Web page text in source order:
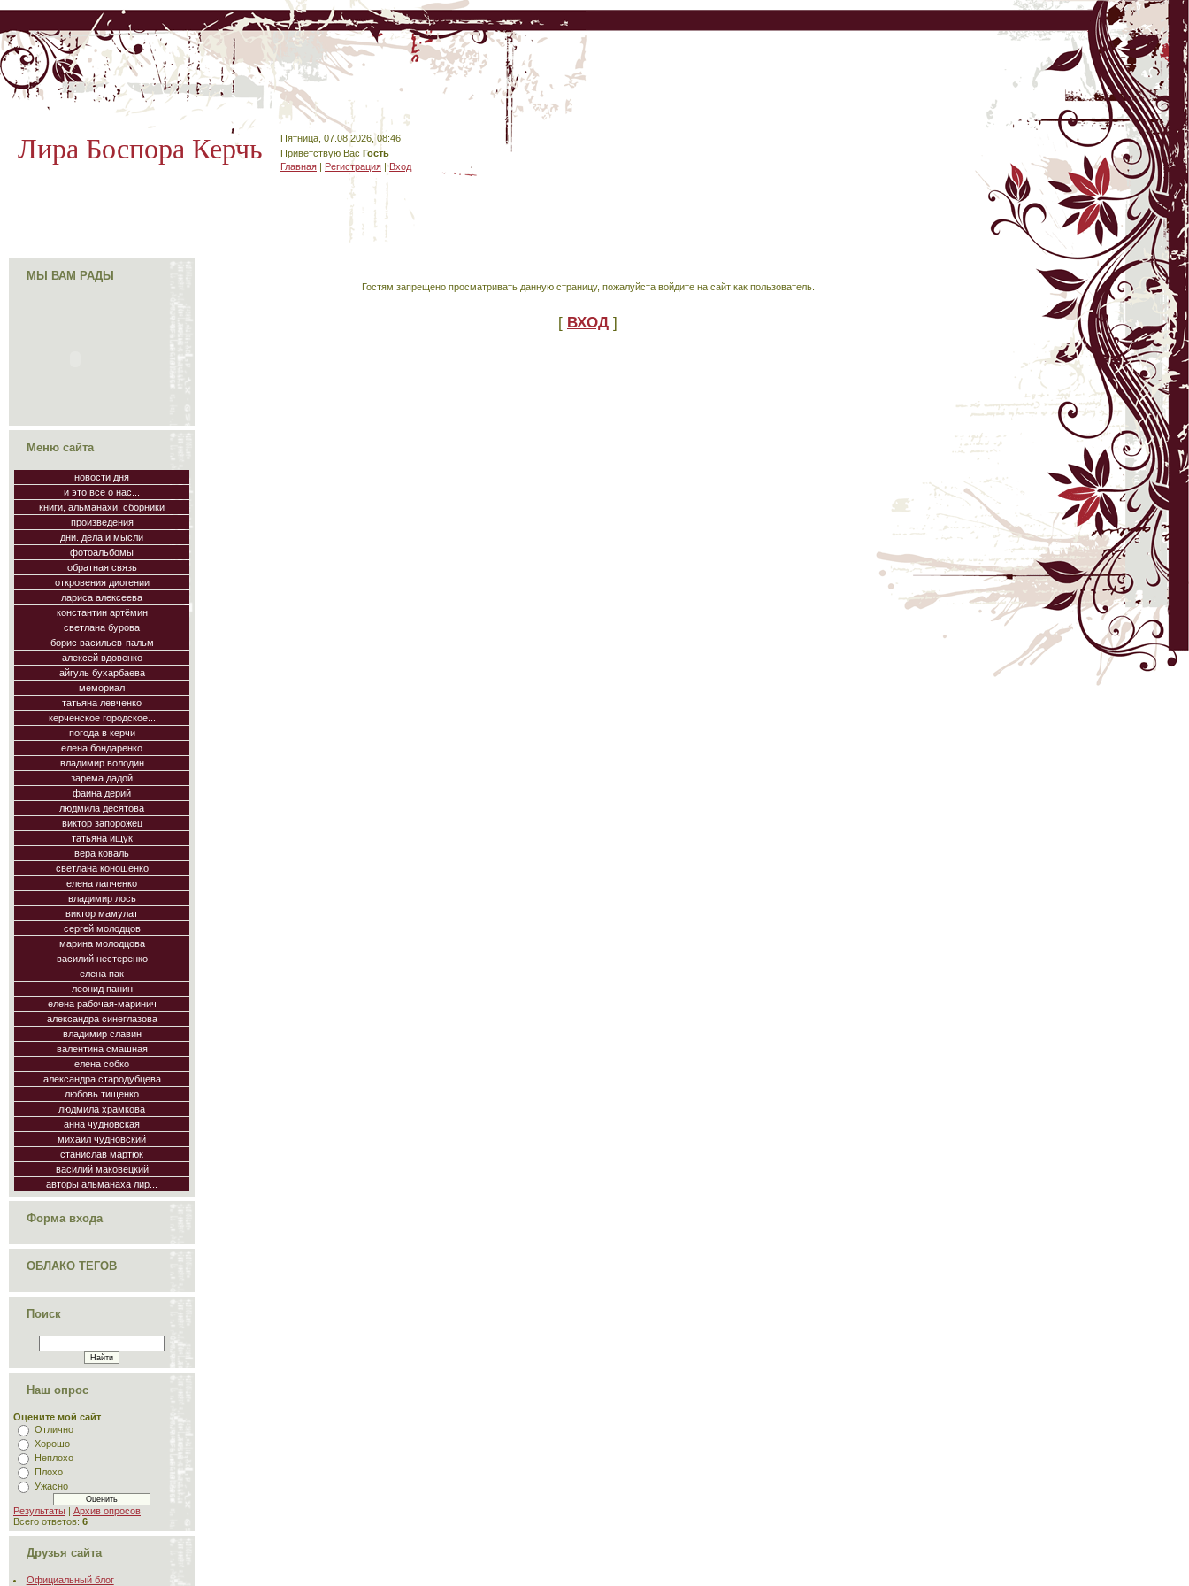
Лира Боспора Керчь
Пятница, 07.08.2026, 08:46
Приветствую Вас Гость
Главная | Регистрация |Вход
МЫ ВАМ РАДЫ
Меню сайта
новости дня
и это всё о нас...
книги, альманахи, сборники
произведения
дни. дела и мысли
фотоальбомы
обратная связь
откровения диогении
лариса алексеева
константин артёмин
светлана бурова
борис васильев-пальм
алексей вдовенко
айгуль бухарбаева
мемориал
татьяна левченко
керченское городское...
погода в керчи
елена бондаренко
владимир володин
зарема дадой
фаина дерий
людмила десятова
виктор запорожец
татьяна ищук
вера коваль
светлана коношенко
елена лапченко
владимир лось
виктор мамулат
сергей молодцов
марина молодцова
василий нестеренко
елена пак
леонид панин
елена рабочая-маринич
александра синеглазова
владимир славин
валентина смашная
елена собко
александра стародубцева
любовь тищенко
людмила храмкова
анна чудновская
михаил чудновский
станислав мартюк
василий маковецкий
авторы альманаха лир...
Форма входа
ОБЛАКО ТЕГОВ
Поиск
Наш опрос
Оцените мой сайт
Отлично
Хорошо
Неплохо
Плохо
Ужасно
Результаты | Архив опросов
Всего ответов: 6
Друзья сайта
Официальный блог
Гостям запрещено просматривать данную страницу, пожалуйста войдите на сайт как пользователь.
[ ВХОД ]